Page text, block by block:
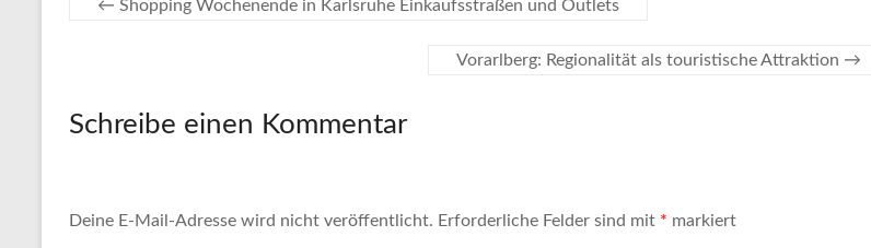
← Shopping Wochenende in Karlsruhe Einkaufsstraßen und Outlets
Vorarlberg: Regionalität als touristische Attraktion →
Schreibe einen Kommentar
Deine E-Mail-Adresse wird nicht veröffentlicht. Erforderliche Felder sind mit * markiert